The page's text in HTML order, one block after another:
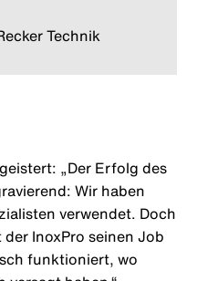
Technik
„Der Erfolg des
Wir haben
verwendet. Doch
InoxPro seinen Job
funktioniert, wo